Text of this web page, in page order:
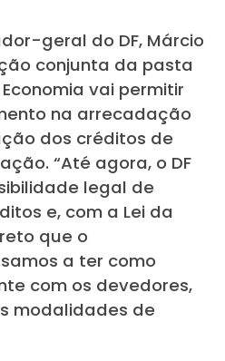
geral do DF, Márcio
conjunta da pasta
vai permitir
na arrecadação
dos créditos de
“Até agora, o DF
legal de
e, com a Lei da
que o
a ter como
com os devedores,
modalidades de